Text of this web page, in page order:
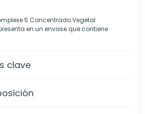
5 Concentrado Vegetal
en un envase que contiene
clave